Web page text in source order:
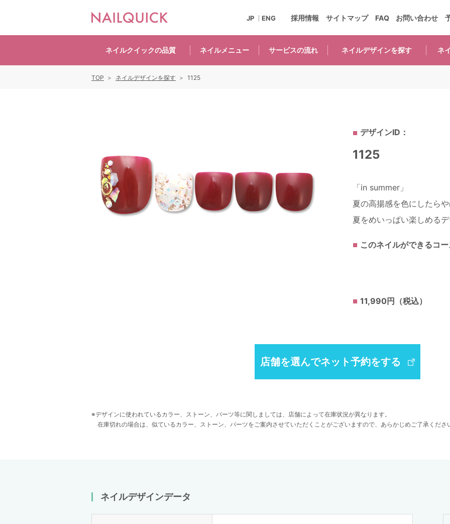
ネイルクイックの品質 ネイルメニュー サービスの流れ ネイルデザインを探す ネ
採用情報 サイトマップ FAQ お問い合わせ
JP ENG
デザインID：
1125
「in summer」
夏の高揚感を色にしたら
夏をめいっぱい楽しめる
このネイルができるコ
11,990円（税込）
店舗を選んでネット予約をする
デザインに使われているカラー、ストーン、パーツ等に関しましては、店舗によって在庫状況が異なります。
在庫切れの場合は、似ているカラー、ストーン、パーツをご案内させていただくことがございますので、あらかじめご了承くださ
ネイルデザインデータ
TOP ネイルデザインを探す 1125